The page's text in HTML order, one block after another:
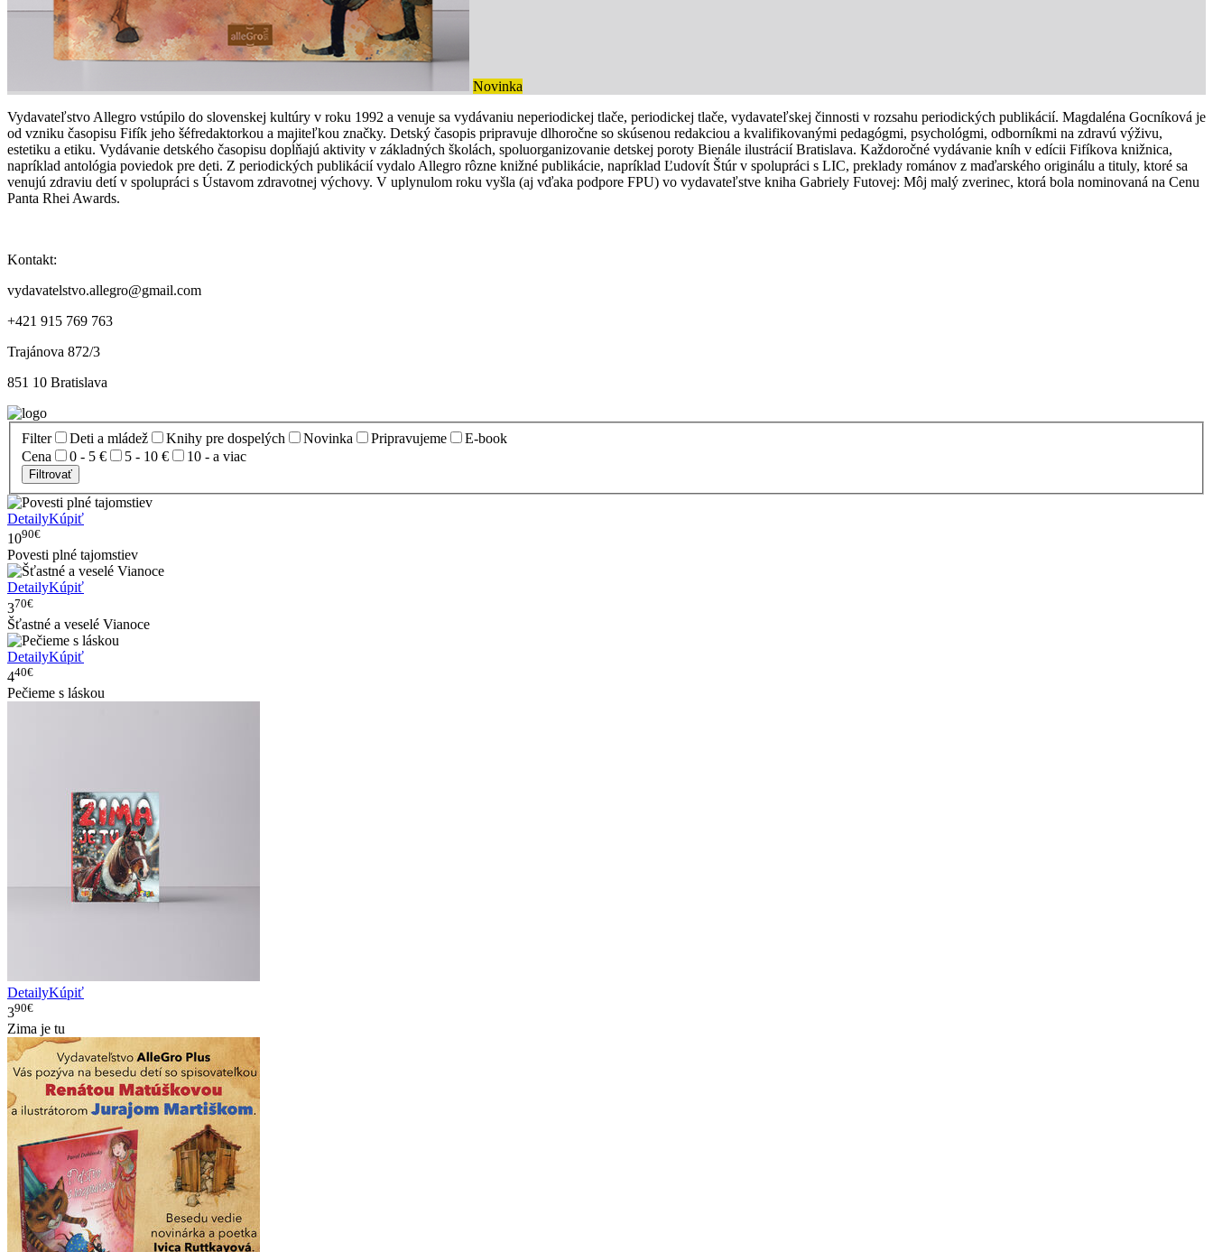
Novinka
Vydavateľstvo Allegro vstúpilo do slovenskej kultúry v roku 1992 a venuje sa vydávaniu neperiodickej tlače, periodickej tlače, vydavateľskej činnosti v rozsahu periodických publikácií. Magdaléna Gocníková je
od vzniku časopisu Fifík jeho šéfredaktorkou a majiteľkou značky. Detský časopis pripravuje dlhoročne so skúsenou redakciou a kvalifikovanými pedagógmi, psychológmi, odborníkmi na zdravú výživu,
estetiku a etiku. Vydávanie detského časopisu dopĺňajú aktivity v základných školách, spoluorganizovanie detskej poroty Bienále ilustrácií Bratislava. Každoročné vydávanie kníh v edícii Fifíkova knižnica,
napríklad antológia poviedok pre deti. Z periodických publikácií vydalo Allegro rôzne knižné publikácie, napríklad Ľudovít Štúr v spolupráci s LIC, preklady románov z maďarského originálu a tituly, ktoré sa
venujú zdraviu detí v spolupráci s Ústavom zdravotnej výchovy. V uplynulom roku vyšla (aj vďaka podpore FPU) vo vydavateľstve kniha Gabriely Futovej: Môj malý zverinec, ktorá bola nominovaná na Cenu
Panta Rhei Awards.
Kontakt:
vydavatelstvo.allegro@gmail.com
+421 915 769 763
Trajánova 872/3
851 10 Bratislava
Filter Deti a mládež Knihy pre dospelých Novinka Pripravujeme
E-book
Cena
0 - 5 € 5 - 10 € 10 - a viac
Filtrovať
DetailyKúpiť
1090€
Povesti plné tajomstiev
DetailyKúpiť
370€
Šťastné a veselé Vianoce
DetailyKúpiť
440€
Pečieme s láskou
DetailyKúpiť
390€
Zima je tu